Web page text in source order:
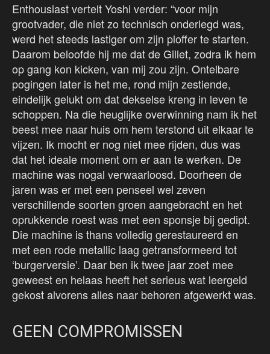
Enthousiast vertelt Yoshi verder: “voor mijn
grootvader, die niet zo technisch onderlegd was,
werd het steeds lastiger om zijn ploffer te starten.
Daarom beloofde hij me dat de Gillet, zodra ik hem
op gang kon kicken, van mij zou zijn. Ontelbare
pogingen later is het me, rond mijn zestiende,
eindelijk gelukt om dat dekselse kreng in leven te
schoppen. Na die heuglijke overwinning nam ik het
beest mee naar huis om hem terstond uit elkaar te
vijzen. Ik mocht er nog niet mee rijden, dus was
dat het ideale moment om er aan te werken. De
machine was nogal verwaarloosd. Doorheen de
jaren was er met een penseel wel zeven
verschillende soorten groen aangebracht en het
oprukkende roest was met een sponsje bij gedipt.
Die machine is thans volledig gerestaureerd en
met een rode metallic laag getransformeerd tot
‘burgerversie’. Daar ben ik twee jaar zoet mee
geweest en helaas heeft het serieus wat leergeld
gekost alvorens alles naar behoren afgewerkt was.
GEEN COMPROMISSEN